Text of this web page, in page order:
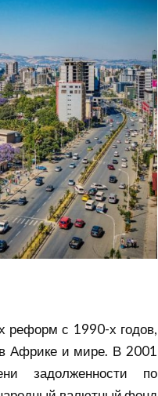
реформ с 1990-х годов,
Африке и мире. В 2001
задолженности по